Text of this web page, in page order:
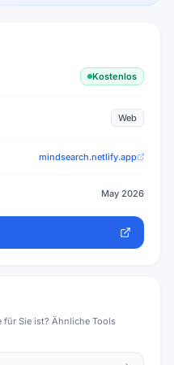
Kostenlos
Web
mindsearch.netlify.app
May 2026
für Sie ist? Ähnliche Tools